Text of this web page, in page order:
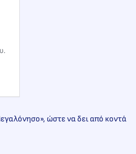
ώστε να δει από κοντά